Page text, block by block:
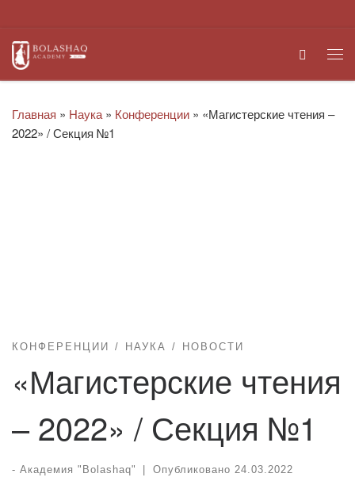
Search
Главная » Наука » Конференции » «Магистерские чтения –
2022» / Секция №1
КОНФЕРЕНЦИИ НАУКА НОВОСТИ
«Магистерские чтения
– 2022» / Секция №1
- Академия "Bolashaq" | Опубликовано 24.03.2022